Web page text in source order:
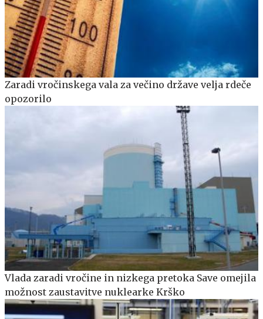
Zaradi vročinskega vala za večino države velja rdeče
opozorilo
Vlada zaradi vročine in nizkega pretoka Save omejila
možnost zaustavitve nuklearke Krško